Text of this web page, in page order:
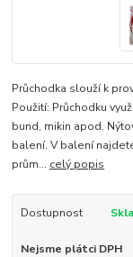
Průchodka slouží k
Použití: Průchodku
bund, mikin apod.
balení. V balení
prům... celý popis
Dostupnost
Nejsme plátci DPH